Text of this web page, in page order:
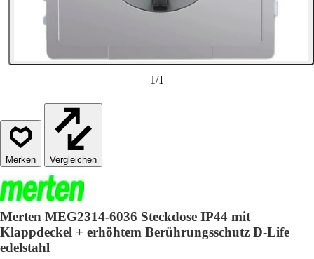
1/1
Vergleichen
Merten MEG2314-6036 Steckdose IP44 mit
Klappdeckel + erhöhtem Berührungsschutz D-Life
edelstahl